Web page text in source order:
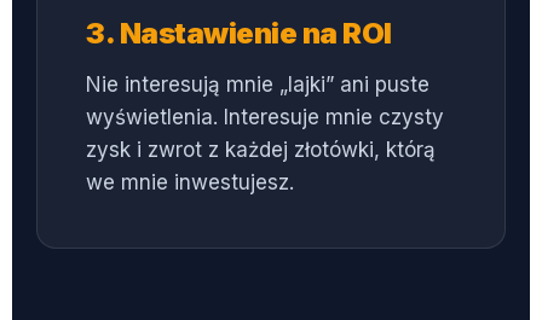
3. Nastawienie na ROI
Nie interesują mnie „lajki” ani puste
wyświetlenia. Interesuje mnie czysty
zysk i zwrot z każdej złotówki, którą
we mnie inwestujesz.